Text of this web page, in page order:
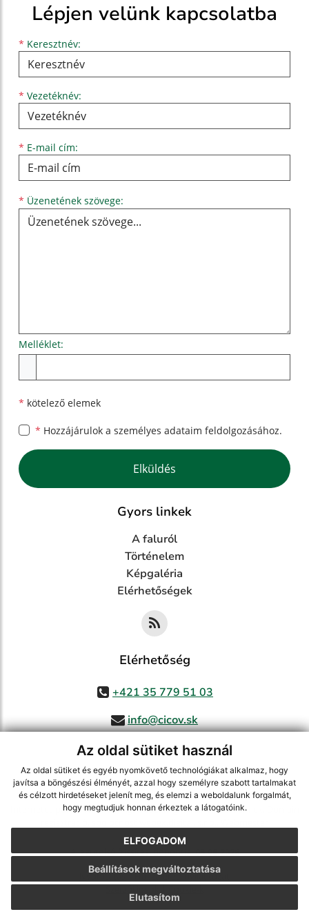
Az oldal sütiket használ
Az oldal sütiket és egyéb nyomkövető technológiákat alkalmaz, hogy
javítsa a böngészési élményét, azzal hogy személyre szabott tartalmakat
és célzott hirdetéseket jelenít meg, és elemzi a weboldalunk forgalmát,
hogy megtudjuk honnan érkeztek a látogatóink.
ELFOGADOM
Elutasítom
Beállítások megváltoztatása
Lépjen velünk kapcsolatba
* Keresztnév:
Keresztnév
* Vezetéknév:
Vezetéknév
* E-mail cím:
E-mail cím
* Üzenetének szövege:
Melléklet:
* kötelező elemek
* Hozzájárulok a személyes adataim feldolgozásához.
Google reCaptcha Response
Elküldés
Gyors linkek
A faluról
Történelem
Képgaléria
Elérhetőségek
Elérhetőség
+421 35 779 51 03
info@cicov.sk
használja ki a legfrissebb információk követését az RSS funkcióval,
ECHELON 2 CMS rendszer (tartalomkezelő rendszer),Honlaptérkép
Internetes portál, webhosting,webex.digital, s.r.o.,Domain-ek
A legutolsó frissítés időpontja:03.08.2026
Nyomtatás|Hozzáférési nyilatkozat